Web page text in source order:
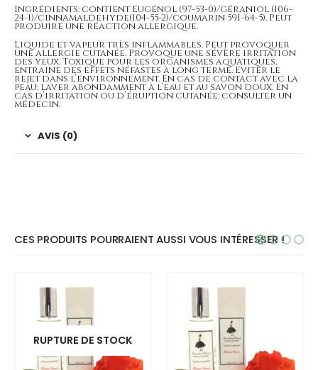
Ingrédients: contient Eugénol (97-53-0)/géraniol (106-
24-1)/cinnamaldehyde(104-55-2)/coumarin 591-64-5). Peut
produire une réaction allergique.
Liquide et vapeur très inflammables. Peut provoquer
une allergie cutanée. Provoque une sévère irritation
des yeux. Toxique pour les organismes aquatiques,
entraine des effets néfastes à long terme. Eviter le
rejet dans l’environnement. En cas de contact avec la
peau: laver abondamment à l’eau et au savon doux. En
cas d’irritation ou d’éruption cutanée: consulter un
médecin.
AVIS (0)
CES PRODUITS POURRAIENT AUSSI VOUS INTÉRESSER !